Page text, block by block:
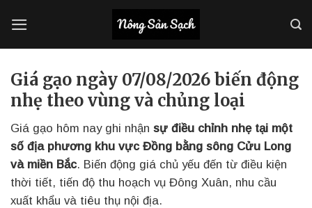
qua
Giá gạo ngày 07/08/2026 biến động
nhẹ theo vùng và chủng loại
Giá gạo hôm nay ghi nhận sự điều chỉnh nhẹ tại một
số địa phương khu vực Đồng bằng sông Cửu Long
và miền Bắc. Biến động giá chủ yếu đến từ điều kiện
thời tiết, tiến độ thu hoạch vụ Đông Xuân, nhu cầu
xuất khẩu và tiêu thụ nội địa.